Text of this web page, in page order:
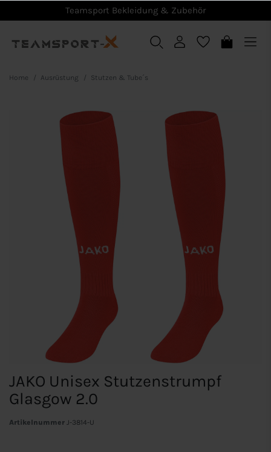
Teamsport Bekleidung & Zubehör
Home Ausrüstung Stutzen & Tube´s
JAKO Unisex Stutzenstrumpf
Glasgow 2.0
Artikelnummer J-3814-U